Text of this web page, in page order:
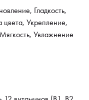
Гладкость,
цвета, Укрепление,
Увлажнение